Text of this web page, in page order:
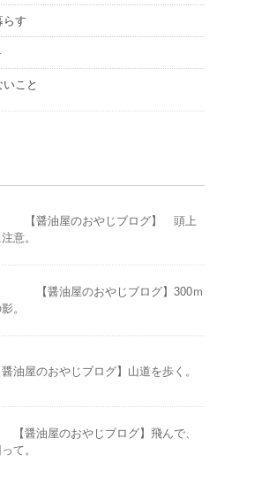
らす
こと
醤油屋のおやじブログ】 頭上
意。
醤油屋のおやじブログ】300ｍ
。
醤油屋のおやじブログ】山道を歩く。
醤油屋のおやじブログ】飛んで、
て。